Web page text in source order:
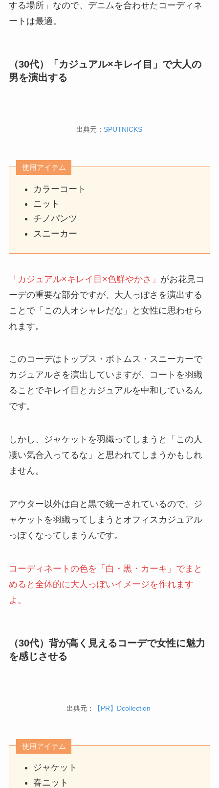
する場所」なので、デニムを合わせたコーディネ
ートは最適。
（30代）「カジュアル×キレイ目」で大人の
男を演出する
出典元： SPUTNICKS
使用アイテム
カラーコート
ニット
チノパンツ
スニーカー
「カジュアル×キレイ目×色鮮やかさ」 がお花見コ
ーデの重要な部分ですが、大人っぽさを演出する
ことで「この人オシャレだな」と女性に思わせら
れます。
このコーデはトップス・ボトムス・スニーカーで
カジュアルさを演出していますが、コートを羽織
ることでキレイ目とカジュアルを中和しているん
です。
しかし、ジャケットを羽織ってしまうと「この人
凄い気合入ってるな」と思われてしまうかもしれ
ません。
アウター以外は白と黒で統一されているので、ジ
ャケットを羽織ってしまうとオフィスカジュアル
っぽくなってしまうんです。
コーディネートの色を「白・黒・カーキ」でまと
めると全体的に大人っぽいイメージを作れます
よ。
（30代）背が高く見えるコーデで女性に魅力
を感じさせる
出典元： 【PR】Dcollection
使用アイテム
ジャケット
春ニット